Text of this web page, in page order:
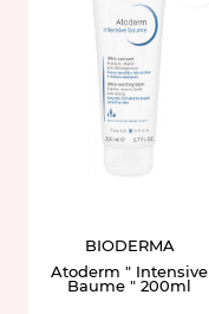
BIODERMA
Atoderm " Intensive
Baume " 200ml